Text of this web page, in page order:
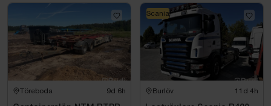
Töreboda 9d 6h Burlöv 11d 4h
Scania